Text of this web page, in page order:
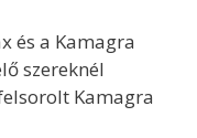
és a Kamagra
szereknél
Kamagra